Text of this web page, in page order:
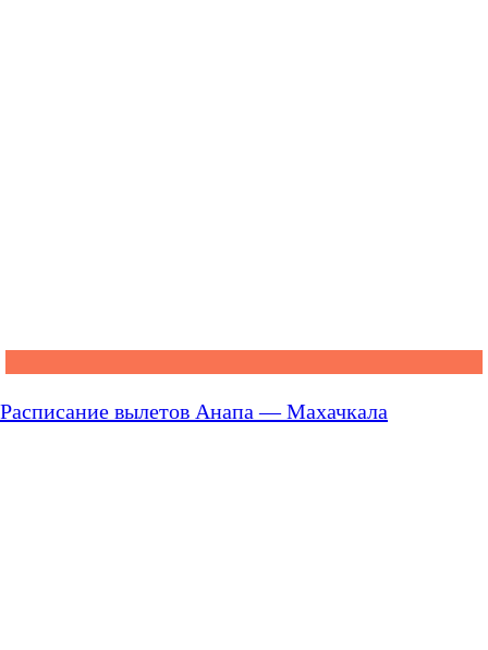
Расписание вылетов Анапа — Махачкала